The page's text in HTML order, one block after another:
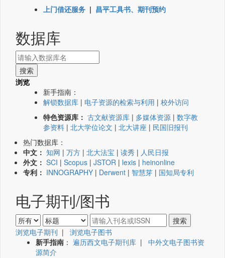
上门借还服务 | 昌平工具书、期刊预约
数据库
浏览
新手指南：
解锁数据库 | 电子资源的检索与利用 | 校外访问
特色资源库： 古文献资源库 | 多媒体资源 | 数字教
参资料 | 北大学位论文 | 北大讲座 | 民国旧报刊
热门数据库：
中文： 知网 | 万方 | 北大法宝 | 读秀 | 人民日报
外文： SCI | Scopus | JSTOR | lexis | heinonline
专利： INNOGRAPHY | Derwent | 智慧芽 | 国知局专利
电子期刊/图书
浏览电子期刊 | 浏览电子图书
新手指南 ： 遍历西文电子期刊库 | 中外文电子图书资
源简介